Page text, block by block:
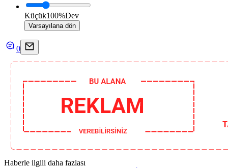
Küçük100%Dev
Varsayılana dön
0
Haberle ilgili daha fazlası